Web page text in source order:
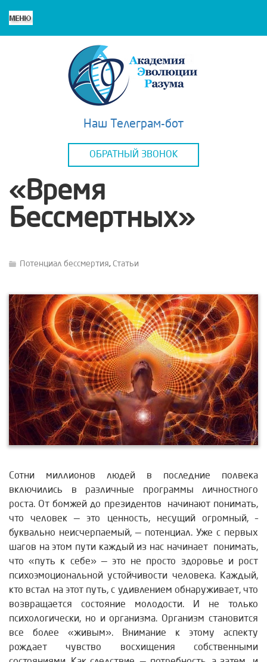
Наш Телеграм-бот
ОБРАТНЫЙ ЗВОНОК
«Время
Бессмертных»
Потенциал бессмертия, Статьи
Сотни миллионов людей в последние полвека
включились в различные программы личностного
роста. От бомжей до президентов начинают понимать,
что человек — это ценность, несущий огромный, –
буквально неисчерпаемый, — потенциал. Уже с первых
шагов на этом пути каждый из нас начинает понимать,
что «путь к себе» — это не просто здоровье и рост
психоэмоциональной устойчивости человека. Каждый,
кто встал на этот путь, с удивлением обнаруживает, что
возвращается состояние молодости. И не только
психологически, но и организма. Организм становится
все более «живым». Внимание к этому аспекту
рождает чувство восхищения собственными